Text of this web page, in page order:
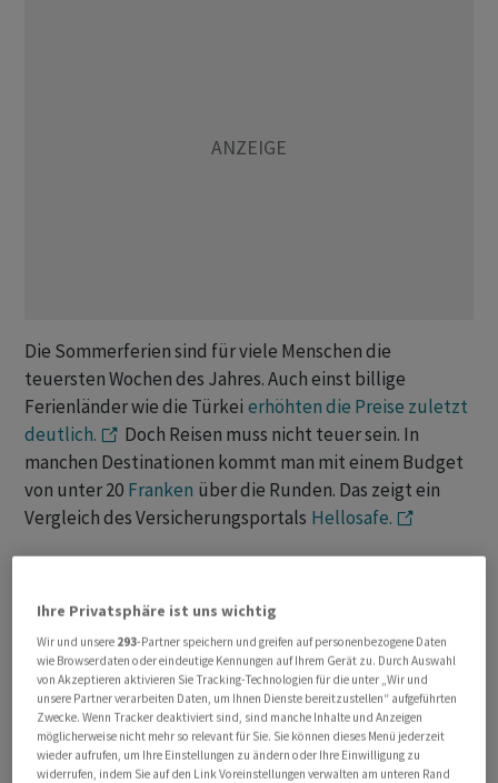
Die Sommerferien sind für viele Menschen die
teuersten Wochen des Jahres. Auch einst billige
Ferienländer wie die Türkei erhöhten die Preise zuletzt
deutlich.
Doch Reisen muss nicht teuer sein. In
manchen Destinationen kommt man mit einem Budget
von unter 20 Franken über die Runden. Das zeigt ein
Vergleich des Versicherungsportals Hellosafe.
vor Ort:
Dazu gehören Unterkunft, Lebensmittel und
Transport sowie Eintritte bei Sehenswürdigkeiten.
Nicht berücksichtigt hat Hellosafe die Anreise, die bei
weit entfernten Zielen ebenfalls ins Geld gehen kann.
So liegen die meisten der 15 günstigsten Länder in Asien
und Afrika. In der nachfolgenden Übersicht: einige der
interessantesten Low-Budget-Destinationen.
Ihre Privatsphäre ist uns wichtig
Wir und unsere 293-Partner speichern und greifen auf personenbezogene Daten
wie Browserdaten oder eindeutige Kennungen auf Ihrem Gerät zu. Durch Auswahl
von Akzeptieren aktivieren Sie Tracking-Technologien für die unter „Wir und
unsere Partner verarbeiten Daten, um Ihnen Dienste bereitzustellen“ aufgeführten
Zwecke. Wenn Tracker deaktiviert sind, sind manche Inhalte und Anzeigen
möglicherweise nicht mehr so relevant für Sie. Sie können dieses Menü jederzeit
wieder aufrufen, um Ihre Einstellungen zu ändern oder Ihre Einwilligung zu
widerrufen, indem Sie auf den Link Voreinstellungen verwalten am unteren Rand